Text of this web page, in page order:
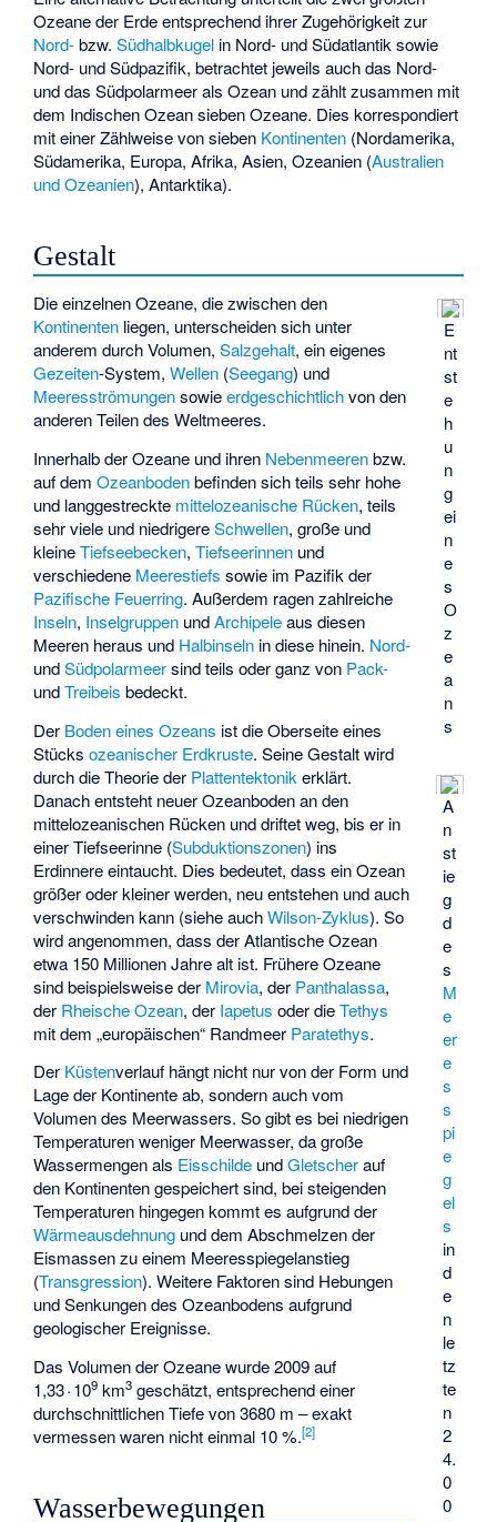
Ozeane der Erde entsprechend ihrer Zugehörigkeit zur
Nord-bzw.Südhalbkugel in Nord- und Südatlantik sowie
Nord- und Südpazifik, betrachtet jeweils auch das Nord-
und das Südpolarmeer als Ozean und zählt zusammen mit
dem Indischen Ozean sieben Ozeane. Dies korrespondiert
mit einer Zählweise von sieben Kontinenten (Nordamerika,
Südamerika, Europa, Afrika, Asien, Ozeanien (Australien
und Ozeanien), Antarktika).
Gestalt
E
nt
st
e
h
u
n
g
ei
n
e
s
O
z
e
a
n
s
A
n
st
ie
g
d
e
s
M
e
er
e
s
s
pi
e
g
el
s
in
d
e
n
le
tz
te
n
2
4.
0
0
Die einzelnen Ozeane, die zwischen den
Kontinenten liegen, unterscheiden sich unter
anderem durch Volumen,Salzgehalt, ein eigenes
Gezeiten-System,Wellen (Seegang) und
Meeresströmungensowieerdgeschichtlichvon den
anderen Teilen des Weltmeeres.
Innerhalb der Ozeane und ihren Nebenmeerenbzw.
auf demOzeanbodenbefinden sich teils sehr hohe
und langgestreckte mittelozeanische Rücken, teils
sehr viele und niedrigereSchwellen, große und
kleineTiefseebecken,Tiefseerinnen und
verschiedene Meerestiefs sowie im Pazifik der
Pazifische Feuerring. Außerdem ragen zahlreiche
Inseln, Inselgruppen undArchipeleaus diesen
Meeren heraus und Halbinseln in diese hinein. Nord-
undSüdpolarmeersind teils oder ganz von Pack-
undTreibeis bedeckt.
Der Boden eines Ozeans ist die Oberseite eines
Stücksozeanischer Erdkruste. Seine Gestalt wird
durch die Theorie der Plattentektonik erklärt.
Danach entsteht neuer Ozeanboden an den
mittelozeanischen Rücken und driftet weg, bis er in
einer Tiefseerinne (Subduktionszonen) ins
Erdinnere eintaucht. Dies bedeutet, dass ein Ozean
größer oder kleiner werden, neu entstehen und auch
verschwinden kann (siehe auchWilson-Zyklus). So
wird angenommen, dass der Atlantische Ozean
etwa 150 Millionen Jahre alt ist. Frühere Ozeane
sind beispielsweise der Mirovia, der Panthalassa,
der Rheische Ozean, der Iapetus oder dieTethys
mit dem „europäischen“ Randmeer Paratethys.
Der Küsten­verlauf hängt nicht nur von der Form und
Lage der Kontinente ab, sondern auch vom
Volumen des Meerwassers. So gibt es bei niedrigen
Temperaturen weniger Meerwasser, da große
Wassermengen als Eisschilde undGletscherauf
den Kontinenten gespeichert sind, bei steigenden
Temperaturen hingegen kommt es aufgrund der
Wärmeausdehnung und dem Abschmelzen der
Eismassen zu einem Meeresspiegelanstieg
(Transgression). Weitere Faktoren sind Hebungen
und Senkungen des Ozeanbodens aufgrund
geologischer Ereignisse.
Das Volumen der Ozeane wurde 2009 auf
1,33 · 109 km3 geschätzt, entsprechend einer
durchschnittlichen Tiefe von 3680 m – exakt
vermessen waren nicht einmal 10 %.[2]
Wasserbewegungen